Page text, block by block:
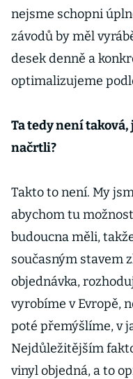
nejsme schopni
závodů by měl
desek denně a
optimalizujeme
Ta tedy není
načrtli?
Takto to není. My
abychom tu
budoucna měli,
současným stavem
objednávka,
vyrobíme v Evropě,
poté přemýšlíme, v
Nejdůležitějším
vinyl objedná, a to